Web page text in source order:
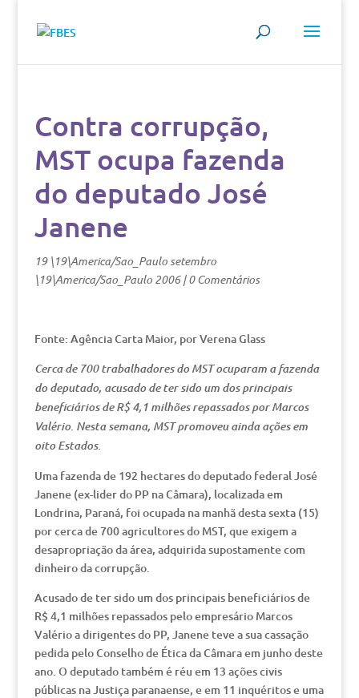
Contra corrupção,
MST ocupa fazenda
do deputado José
Janene
19 \19\America/Sao_Paulo setembro
\19\America/Sao_Paulo 2006|0 Comentários
Fonte: Agência Carta Maior, por Verena Glass
Cerca de 700 trabalhadores do MST ocuparam a fazenda
do deputado, acusado de ter sido um dos principais
beneficiários de R$ 4,1 milhões repassados por Marcos
Valério. Nesta semana, MST promoveu ainda ações em
oito Estados.
Uma fazenda de 192 hectares do deputado federal José
Janene (ex-lider do PP na Câmara), localizada em
Londrina, Paraná, foi ocupada na manhã desta sexta (15)
por cerca de 700 agricultores do MST, que exigem a
desapropriação da área, adquirida supostamente com
dinheiro da corrupção.
Acusado de ter sido um dos principais beneficiários de
R$ 4,1 milhões repassados pelo empresário Marcos
Valério a dirigentes do PP, Janene teve a sua cassação
pedida pelo Conselho de Ética da Câmara em junho deste
ano. O deputado também é réu em 13 ações civis
públicas na Justiça paranaense, e em 11 inquéritos e uma